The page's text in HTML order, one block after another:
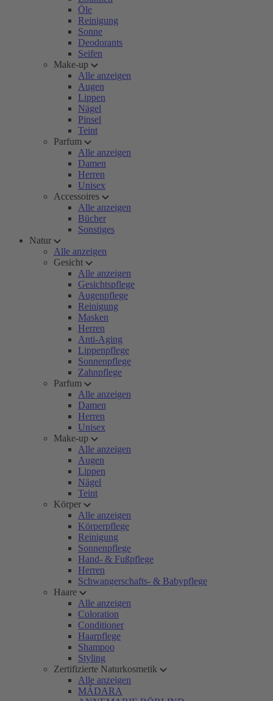
Öle
Reinigung
Sonne
Deodorants
Seifen
Make-up
Alle anzeigen
Augen
Lippen
Nägel
Pinsel
Teint
Parfum
Alle anzeigen
Damen
Herren
Unisex
Accessoires
Alle anzeigen
Bücher
Sonstiges
Natur
Alle anzeigen
Gesicht
Alle anzeigen
Gesichtspflege
Augenpflege
Reinigung
Masken
Herren
Anti-Aging
Lippenpflege
Sonnenpflege
Zahnpflege
Parfum
Alle anzeigen
Damen
Herren
Unisex
Make-up
Alle anzeigen
Augen
Lippen
Nägel
Teint
Körper
Alle anzeigen
Körperpflege
Reinigung
Sonnenpflege
Hand- & Fußpflege
Herren
Schwangerschafts- & Babypflege
Haare
Alle anzeigen
Coloration
Conditioner
Haarpflege
Shampoo
Styling
Zertifizierte Naturkosmetik
Alle anzeigen
MÁDARA